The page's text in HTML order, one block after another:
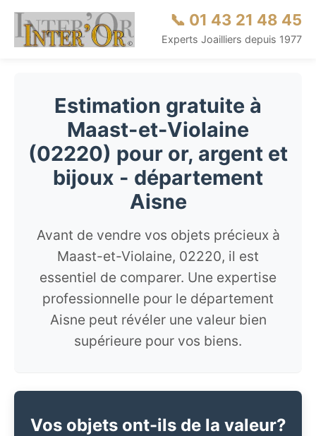
📞 01 43 21 48 45
Experts Joailliers depuis 1977
Estimation gratuite à
Maast-et-Violaine
(02220) pour or, argent et
bijoux - département
Aisne
Avant de vendre vos objets précieux à
Maast-et-Violaine, 02220, il est
essentiel de comparer. Une expertise
professionnelle pour le département
Aisne peut révéler une valeur bien
supérieure pour vos biens.
Vos objets ont-ils de la valeur?